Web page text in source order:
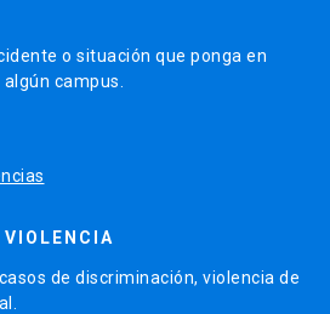
o situación que ponga en
campus.
de discriminación, violencia de